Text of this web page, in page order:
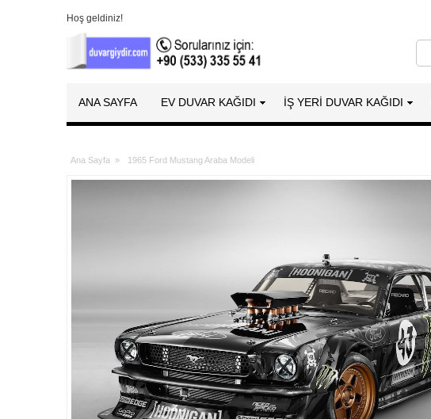
Hoş geldiniz!
ANA SAYFA EV DUVAR KAĞIDI İŞ YERİ DUVAR KAĞIDI
Ana Sayfa » 1965 Ford Mustang Araba Modeli